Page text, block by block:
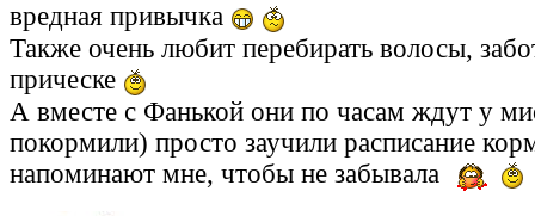
вредная привычка
Также очень любит перебирать волосы,
прическе
А вместе с Фанькой они по часам ждут у
покормили) просто заучили расписание
напоминают мне, чтобы не забывала